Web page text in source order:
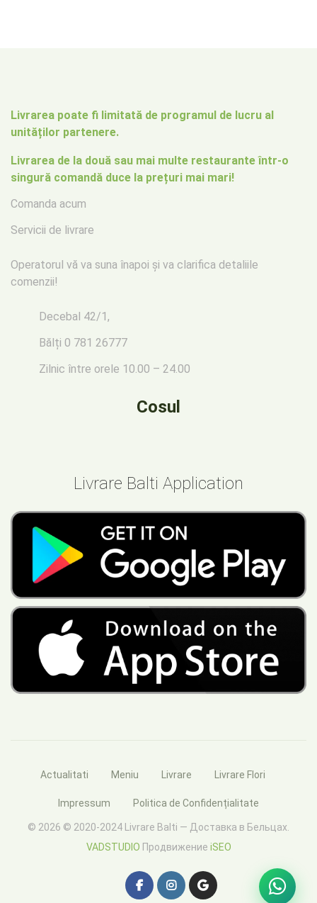
Livrarea poate fi limitată de programul de lucru al
unităților partenere.
Livrarea de la două sau mai multe restaurante într-o
singură comandă duce la prețuri mai mari!
Comanda acum
Servicii de livrare
Operatorul vă va suna înapoi și va clarifica detaliile
comenzii!
Decebal 42/1,
Bălți 0 781 26777
Zilnic între orele 10.00 – 24.00
Cosul
Livrare Balti Application
Actualitati Meniu Livrare Livrare Flori
Impressum Politica de Confidențialitate
© 2026 © 2020-2024 Livrare Balti — Доставка в Бельцах.
VADSTUDIO Продвижение iSEO